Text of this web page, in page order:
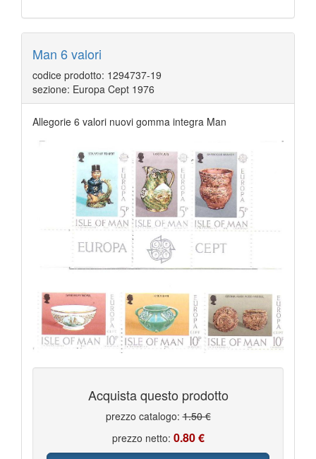
Man 6 valori
codice prodotto: 1294737-19
sezione: Europa Cept 1976
Allegorie 6 valori nuovi gomma integra Man
Acquista questo prodotto
prezzo catalogo:1.50 €
prezzo netto: 0.80 €